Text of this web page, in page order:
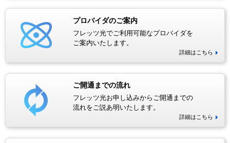
プロバイダのご案内
フレッツ光でご利用可能なプロバイダを
ご案内いたします。
詳細はこちら
ご開通までの流れ
フレッツ光お申し込みからご開通までの
流れをご説あ明いたします。
詳細はこちら